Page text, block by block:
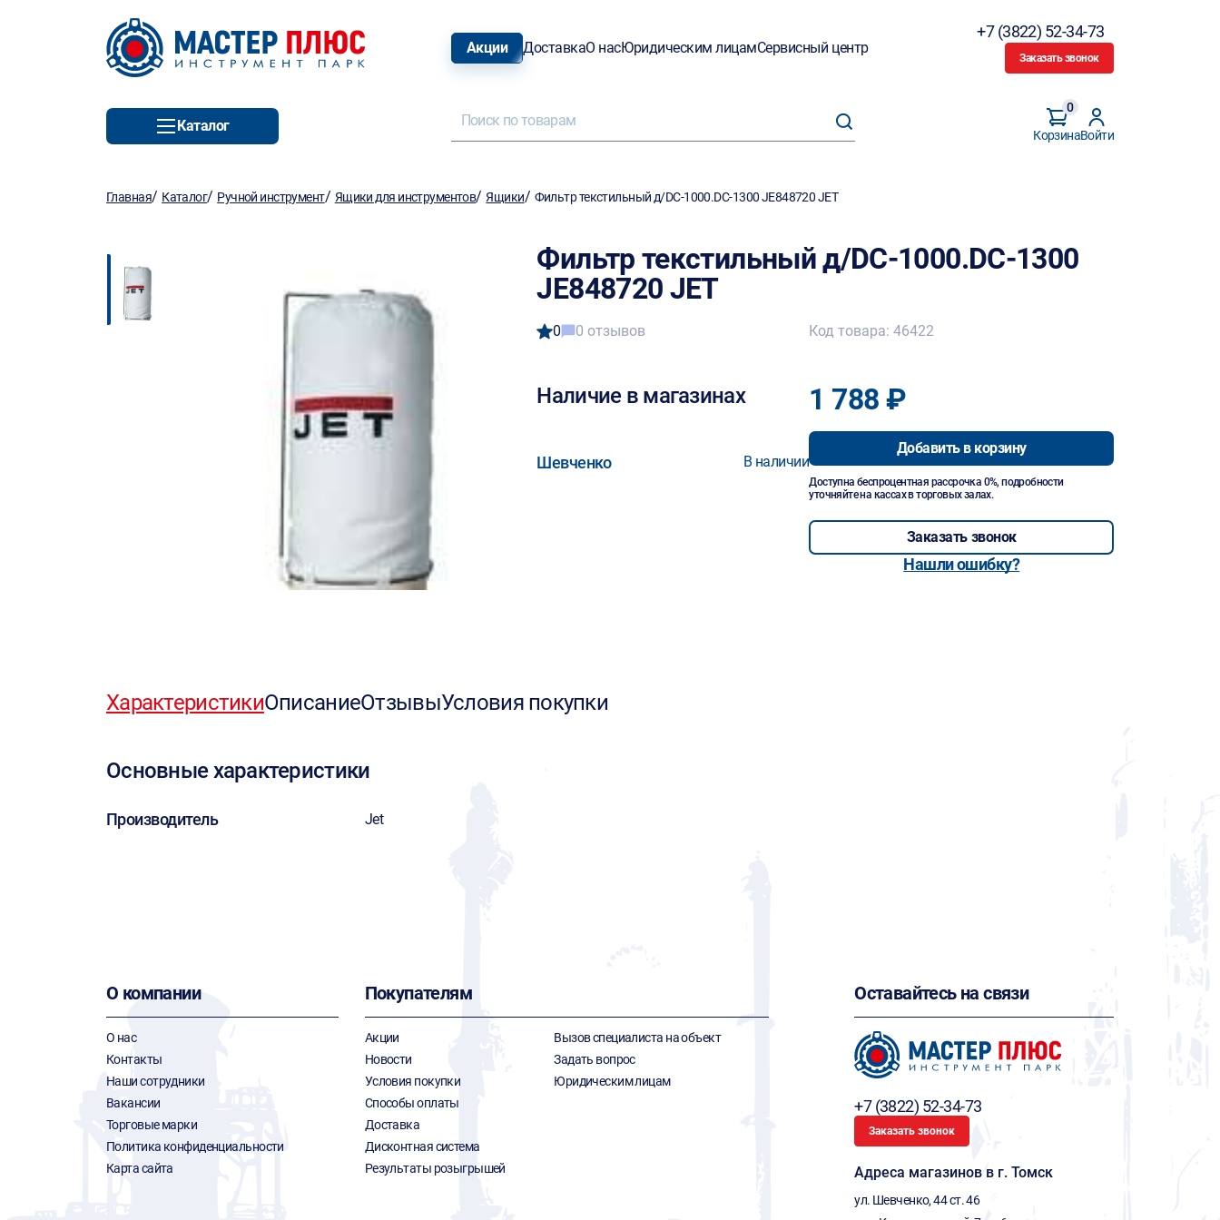
Акции ДоставкаО насЮридическим лицамСервисный центр
+7 (3822) 52-34-73
Заказать звонок
Каталог
Корзина
0
Войти
Главная/ Каталог/ Ручной инструмент/ Ящики для инструментов/Ящики/ Фильтр текстильный д/DC-1000.DC-1300 JE848720 JET
Фильтр текстильный д/DC-1000.DC-1300
JE848720 JET
0 0 отзывов
Наличие в магазинах
Шевченко В наличии
Код товара: 46422
1 788 ₽
Добавить в корзину
Доступна беспроцентная рассрочка 0%, подробности
уточняйте на кассах в торговых залах.
Заказать звонок
Нашли ошибку?
ХарактеристикиОписаниеОтзывыУсловия покупки
Основные характеристики
Производитель Jet
О компании
О нас
Контакты
Наши сотрудники
Вакансии
Торговые марки
Политика конфиденциальности
Карта сайта
Покупателям
Акции
Новости
Условия покупки
Способы оплаты
Доставка
Дисконтная система
Результаты розыгрышей
Вызов специалиста на объект
Задать вопрос
Юридическим лицам
Оставайтесь на связи
+7 (3822) 52-34-73
Заказать звонок
Адреса магазинов в г. Томск
ул. Шевченко, 44 ст. 46